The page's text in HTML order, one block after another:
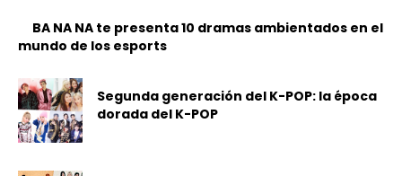
BA NA NA te presenta 10 dramas ambientados en el
mundo de los esports
Segunda generación del K-POP: la época
dorada del K-POP